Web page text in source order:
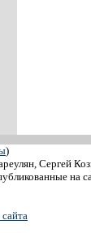
)
Сергей
на